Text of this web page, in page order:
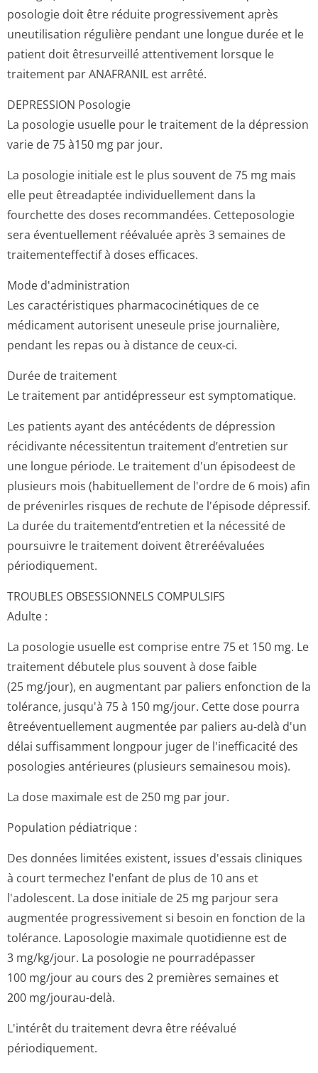
posologie doit être réduite progressivement après
uneutilisation régulière pendant une longue durée et le
patient doit êtresurveillé attentivement lorsque le
traitement par ANAFRANIL est arrêté.
DEPRESSION Posologie
La posologie usuelle pour le traitement de la dépression
varie de 75 à150 mg par jour.
La posologie initiale est le plus souvent de 75 mg mais
elle peut êtreadaptée individuellement dans la
fourchette des doses recommandées. Cetteposologie
sera éventuellement réévaluée après 3 semaines de
traitementeffectif à doses efficaces.
Mode d'administration
Les caractéristiques pharmacocinétiques de ce
médicament autorisent uneseule prise journalière,
pendant les repas ou à distance de ceux-ci.
Durée de traitement
Le traitement par antidépresseur est symptomatique.
Les patients ayant des antécédents de dépression
récidivante nécessitentun traitement d’entretien sur
une longue période. Le traitement d'un épisodeest de
plusieurs mois (habituellement de l'ordre de 6 mois) afin
de prévenirles risques de rechute de l'épisode dépressif.
La durée du traitementd’en­tretien et la nécessité de
poursuivre le traitement doivent êtreréévaluées
périodiquement.
TROUBLES OBSESSIONNELS COMPULSIFS
Adulte :
La posologie usuelle est comprise entre 75 et 150 mg. Le
traitement débutele plus souvent à dose faible
(25 mg/jour), en augmentant par paliers enfonction de la
tolérance, jusqu'à 75 à 150 mg/jour. Cette dose pourra
êtreéventuellement augmentée par paliers au-delà d'un
délai suffisamment longpour juger de l'inefficacité des
posologies antérieures (plusieurs semainesou mois).
La dose maximale est de 250 mg par jour.
Population pédiatrique :
Des données limitées existent, issues d'essais cliniques
à court termechez l'enfant de plus de 10 ans et
l'adolescent. La dose initiale de 25 mg parjour sera
augmentée progressivement si besoin en fonction de la
tolérance. Laposologie maximale quotidienne est de
3 mg/kg/jour. La posologie ne pourradépasser
100 mg/jour au cours des 2 premières semaines et
200 mg/jourau-delà.
L'intérêt du traitement devra être réévalué
périodiquement.